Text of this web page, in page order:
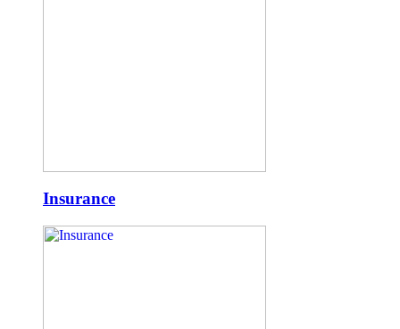
Insurance